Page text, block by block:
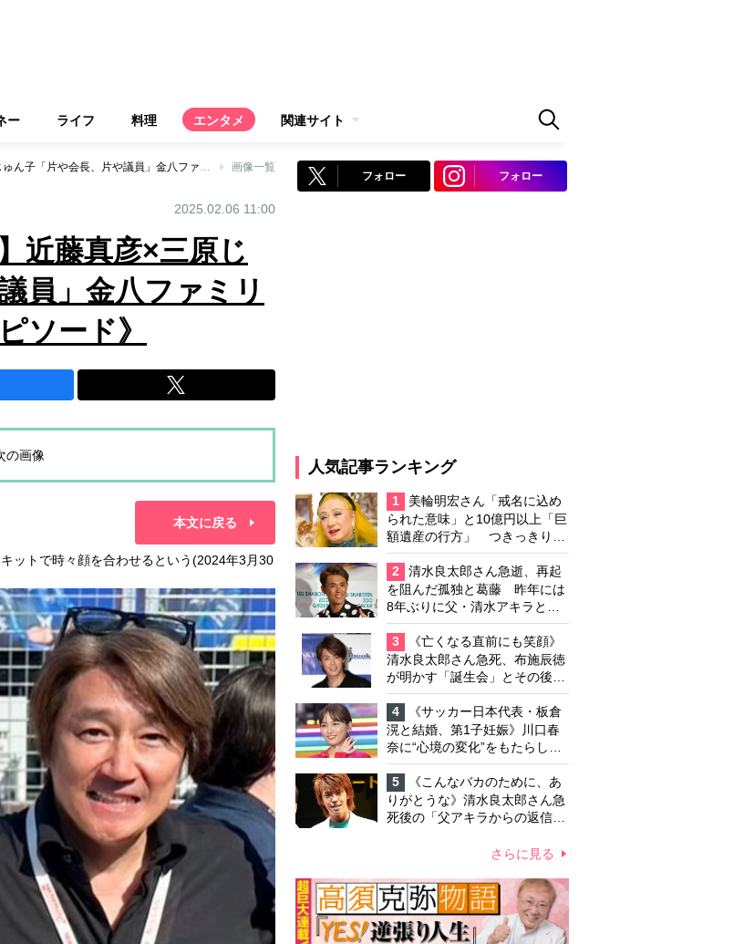
ー ライフ 料理 エンタメ 関連サイト
【還暦迎えて赤裸々告白】近藤真彦×三原じゅん子「片や会長、片や議員」金八ファミリー《女性セブン未公開エピソード》 画像一覧
2025.02.06 11:00
近藤真彦×三原じ
員」金八ファミリ
ソード》
の画像
本文に戻る
ットで時々顔を合わせるという(2024年3月30
フォロー フォロー
人気記事ランキング
1
美輪明宏さん「戒名に込め
られた意味」と10億円以上「巨
額遺産の行方」 つきっきりで
私生活をサポートしていた元俳
優が相続か
2
清水良太郎さん急逝、再起
を阻んだ孤独と葛藤 昨年には
8年ぶりに父・清水アキラと共
演、本格的な活動再開に向かっ
ていたが…周囲が懸念していた
「不安定なところ」
3
《亡くなる直前にも笑顔》
清水良太郎さん急死、布施辰徳
が明かす「誕生会」とその後の
メッセージ
4
《サッカー日本代表・板倉
滉と結婚、第1子妊娠》川口春
奈に“心境の変化”をもたらした
主演映画『ママせか』 身を削
って「がんに蝕まれる母」を演
じた壮絶な撮影現場
5
《こんなバカのために、あ
りがとうな》清水良太郎さん急
死後の「父アキラからの返信」
さらに見る